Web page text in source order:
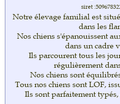
les petits de Charlie
siret
Notre élevage familial est
dans les
Nos chiens s'épanouissent
dans un cadre
Ils parcourent tous les
régulièrement
Nos chiens sont
Tous nos chiens sont LOF,
Ils sont parfaitement